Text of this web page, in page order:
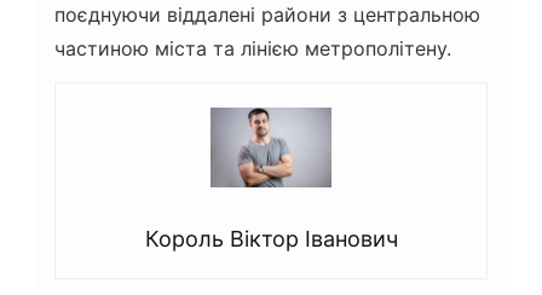
поєднуючи віддалені райони з центральною
частиною міста та лінією метрополітену.
Король Віктор Іванович